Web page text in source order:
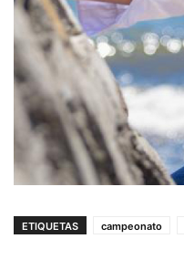
ETIQUETAS campeonato